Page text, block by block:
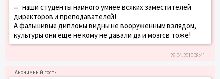
– наши студенты намного умнее всяких заместителей
директоров и преподавателей!
А фальшивые дипломы видны не вооруженным взлядом,
культуры они еще не кому не давали да и мозгов тоже!
26.04.2010 08:41